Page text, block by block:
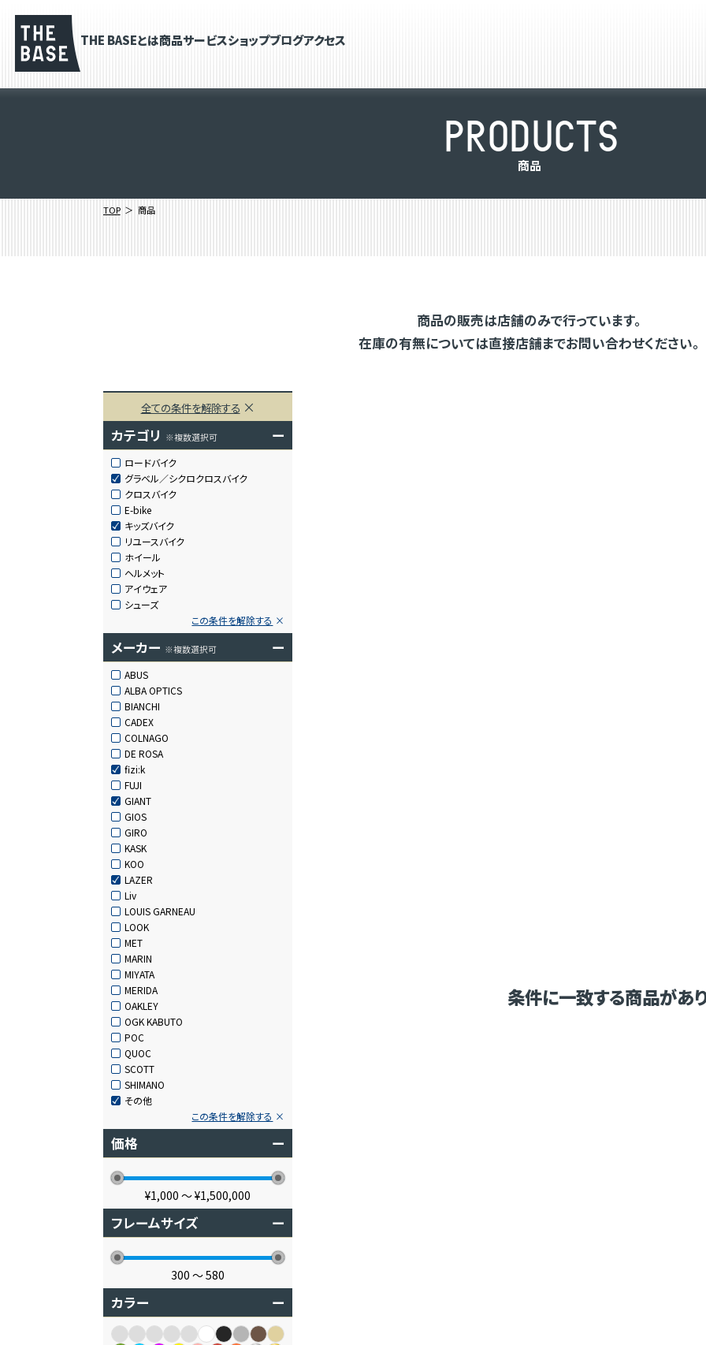
THE BASEとは商品サービスショップブログアクセス
PRODUCTS
商品
TOP 商品
商品の販売は店舗のみで行っています。
在庫の有無については直接店舗までお問い合わせください。
全ての条件を解除する
カテゴリ ※複数選択可 ー
ロードバイク
グラベル／シクロクロスバイク
クロスバイク
E-bike
キッズバイク
リユースバイク
ホイール
ヘルメット
アイウェア
シューズ
この条件を解除する
メーカー ※複数選択可 ー
ABUS
ALBA OPTICS
BIANCHI
CADEX
COLNAGO
DE ROSA
fizi:k
FUJI
GIANT
GIOS
GIRO
KASK
KOO
LAZER
Liv
LOUIS GARNEAU
LOOK
MET
MARIN
MIYATA
MERIDA
OAKLEY
OGK KABUTO
POC
QUOC
SCOTT
SHIMANO
その他
この条件を解除する
価格 ー
¥1,000 〜¥1,500,000
フレームサイズ ー
300 〜580
カラー ー
条件に一致する商品があ